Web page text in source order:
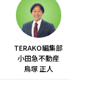
TERAKO編集部
小田急不動産
鳥塚 正人